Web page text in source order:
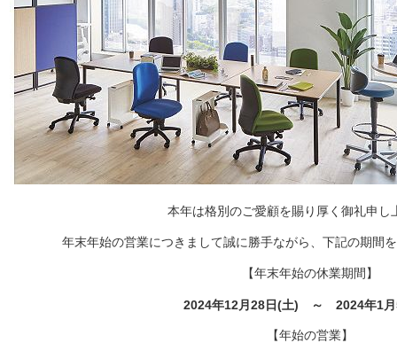
本年は格別のご愛顧を賜り厚く御礼申し
年末年始の営業につきまして誠に勝手ながら、下記の期間
【年末年始の休業期間】
2024年12月28日(土) ～ 2024年1月
【年始の営業】